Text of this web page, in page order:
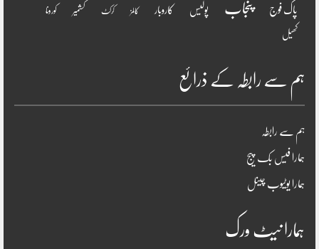
پاک فوج پنجاب پولیس کاروبار کالمز کرکٹ کشمیر کورونا
کھیل
ہم سے رابطہ کے ذرائع
ہم سے رابطہ
ہمارا فیس بک پیج
ہمارا یوٹیوب چینل
ہمارا نیٹ ورک